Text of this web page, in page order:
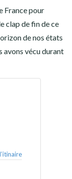
France pour
clap de fin de ce
de nos états
avons vécu durant